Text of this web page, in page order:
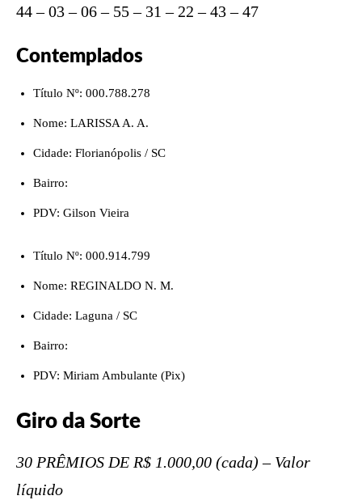
44 – 03 – 06 – 55 – 31 – 22 – 43 – 47
Contemplados
Título Nº: 000.788.278
Nome: LARISSA A. A.
Cidade: Florianópolis / SC
Bairro:
PDV: Gilson Vieira
Título Nº: 000.914.799
Nome: REGINALDO N. M.
Cidade: Laguna / SC
Bairro:
PDV: Miriam Ambulante (Pix)
Giro da Sorte
30 PRÊMIOS DE R$ 1.000,00 (cada) – Valor
líquido